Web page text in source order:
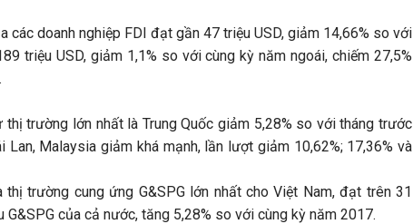
các doanh nghiệp FDI đạt gần 47 triệu USD, giảm 14,66% so với
triệu USD, giảm 1,1% so với cùng kỳ năm ngoái, chiếm 27,5%
trường lớn nhất là Trung Quốc giảm 5,28% so với tháng trước
Lan, Malaysia giảm khá mạnh, lần lượt giảm 10,62%; 17,36% và
trường cung ứng G&SPG lớn nhất cho Việt Nam, đạt trên 31
của cả nước, tăng 5,28% so với cùng kỳ năm 2017.